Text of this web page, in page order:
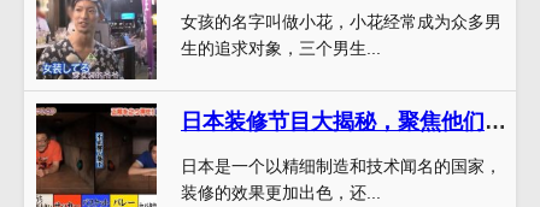
女孩的名字叫做小花，小花经常成为众多男
生的追求对象，三个男生...
日本装修节目大揭秘，聚焦他们的专业技能和秘密武器
日本是一个以精细制造和技术闻名的国家，
装修的效果更加出色，还...